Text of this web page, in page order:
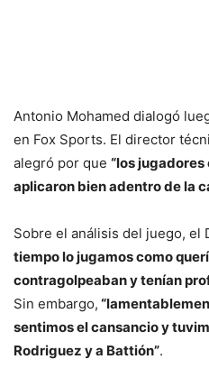
Antonio Mohamed dialogó
en Fox Sports. El director
alegró por que “los
aplicaron bien adentro de la
Sobre el análisis del juego, el
tiempo lo jugamos como
contragolpeaban y tenían
Sin embargo,
sentimos el cansancio y
Rodriguez y a Battión”.